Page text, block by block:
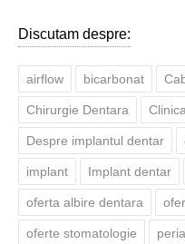
Discutam despre:
airflow bicarbonat
Chirurgie Dentara
Despre implantul dentar
implant Implant dentar
oferta albire dentara
oferte stomatologie